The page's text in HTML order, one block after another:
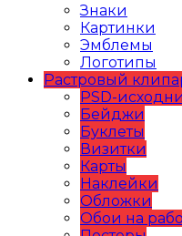
Знаки
Картинки
Эмблемы
Логотипы
Растровый
PSD-
Бейджи
Буклеты
Визитки
Карты
Наклейки
Обложки
Обои на